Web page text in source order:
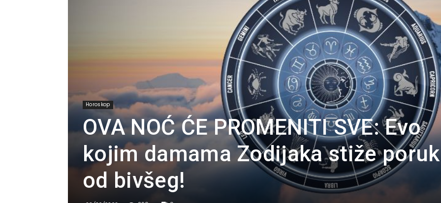
Horoskop
OVA NOĆ ĆE PROMENITI SVE: Evo
kojim damama Zodijaka stiže
od bivšeg!